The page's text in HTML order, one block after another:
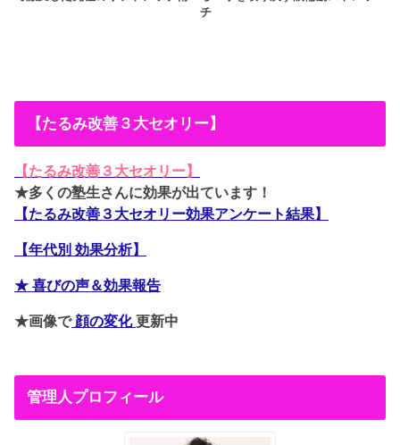
チ
【たるみ改善３大セオリー】
【たるみ改善３大セオリー】
★多くの塾生さんに効果が出ています！
【たるみ改善３大セオリー効果アンケート結果】
【年代別 効果分析】
★ 喜びの声＆効果報告
★画像で顔の変化更新中
管理人プロフィール